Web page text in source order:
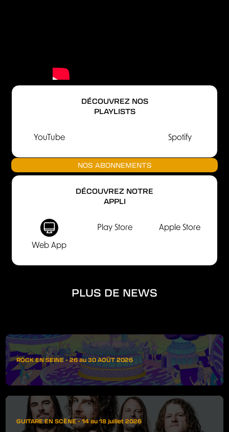
DÉCOUVREZ NOS
PLAYLISTS
YouTube Spotify
NOS ABONNEMENTS
DÉCOUVREZ NOTRE
APPLI
Web App
Play Store Apple Store
PLUS DE NEWS
ROCK EN SEINE - 26 au 30 AOÛT 2026
GUITARE EN SCÈNE - 14 au 18 juillet 2026